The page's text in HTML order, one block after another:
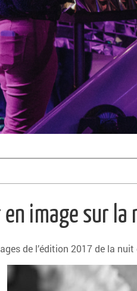
en image sur
de l’édition 2017 de la